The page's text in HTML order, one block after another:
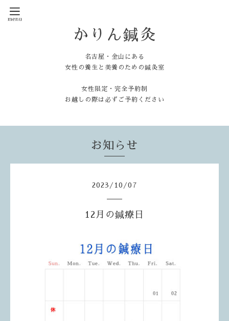
かりん鍼灸
名古屋・金山にある
女性の養生と美養のための鍼灸室
女性限定・完全予約制
お越しの際は必ずご予約ください
お知らせ
2023 / 10 /07
12月の鍼療日